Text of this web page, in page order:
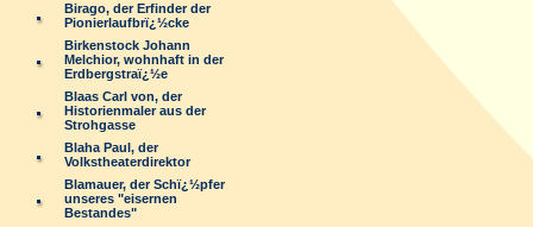
Birago, der Erfinder der
Pionierlaufbrï¿½cke
Birkenstock Johann
Melchior, wohnhaft in der
Erdbergstraï¿½e
Blaas Carl von, der
Historienmaler aus der
Strohgasse
Blaha Paul, der
Volkstheaterdirektor
Blamauer, der Schï¿½pfer
unseres "eisernen
Bestandes"